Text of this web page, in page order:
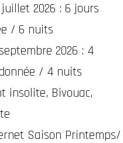
2026 : 6 jours
/ 6 nuits
2026 : 4
/ 4 nuits
insolite, Bivouac,
Saison Printemps/